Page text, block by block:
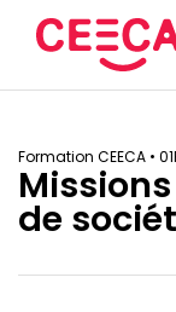
Portail d’inscription
DEC
Formation CEECA •
de